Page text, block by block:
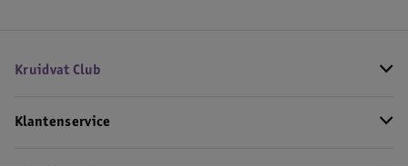
Kruidvat Club
Klantenservice